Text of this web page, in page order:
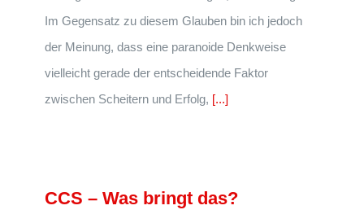
Im Gegensatz zu diesem Glauben bin ich jedoch
der Meinung, dass eine paranoide Denkweise
vielleicht gerade der entscheidende Faktor
zwischen Scheitern und Erfolg, [...]
CCS – Was bringt das?